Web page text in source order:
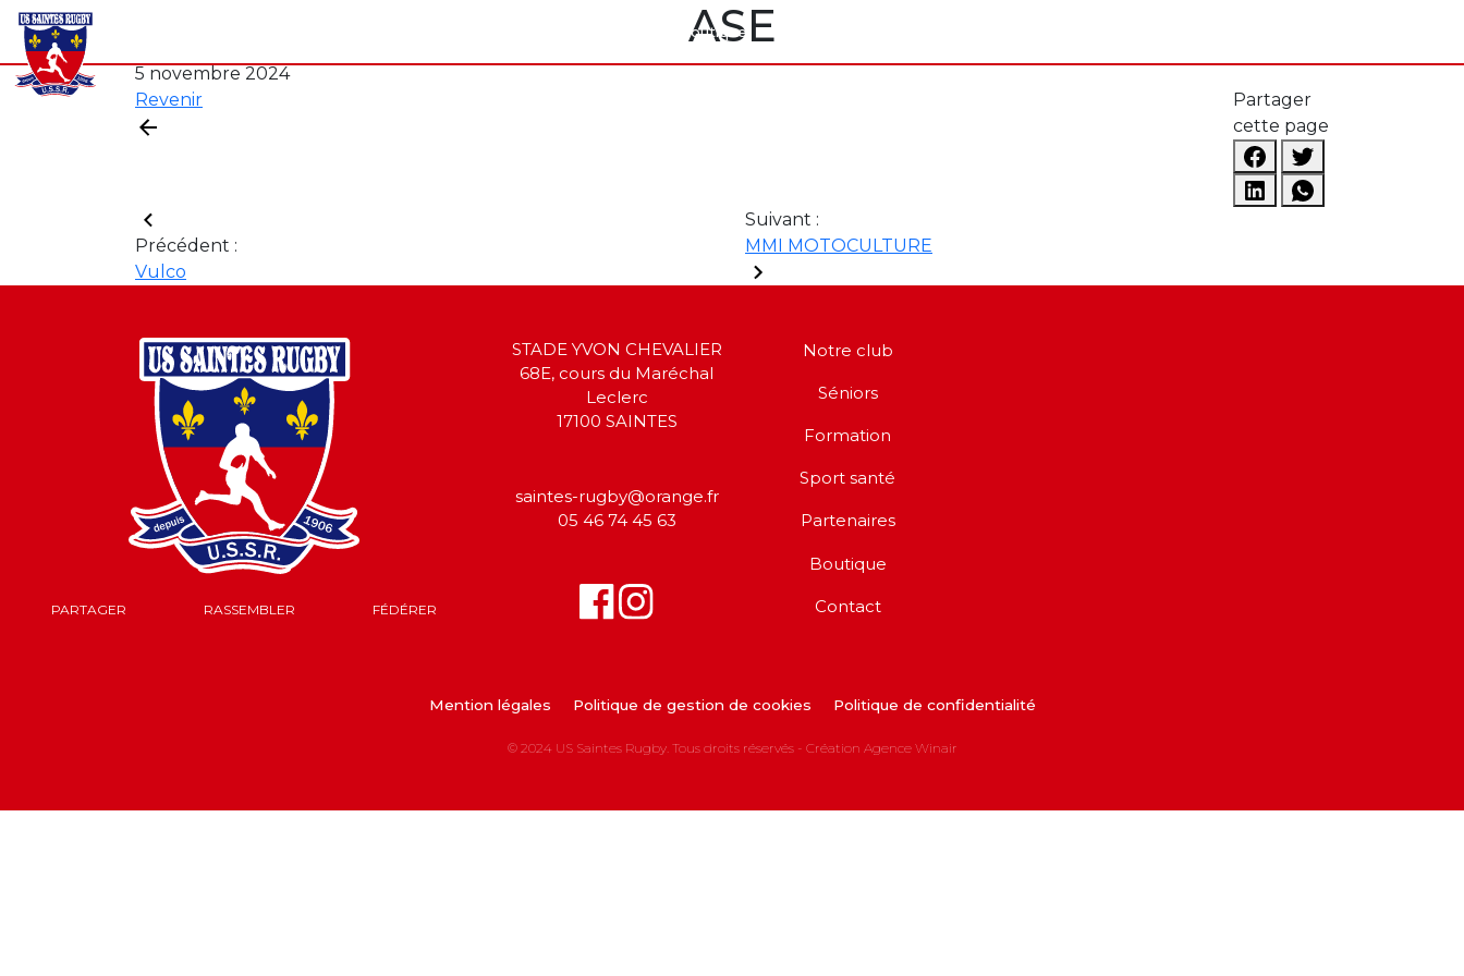
Boutique Contact
ASE
5 novembre 2024
Revenir
Partager
cette page
Précédent :
Vulco
Suivant :
MMI MOTOCULTURE
PARTAGER RASSEMBLER FÉDÉRER
STADE YVON CHEVALIER
68E, cours du Maréchal
Leclerc
17100 SAINTES
saintes-rugby@orange.fr
05 46 74 45 63
Notre club
Séniors
Formation
Sport santé
Partenaires
Boutique
Contact
Mention légales Politique de gestion de cookies Politique de confidentialité
© 2024 US Saintes Rugby. Tous droits réservés - Création Agence Winair